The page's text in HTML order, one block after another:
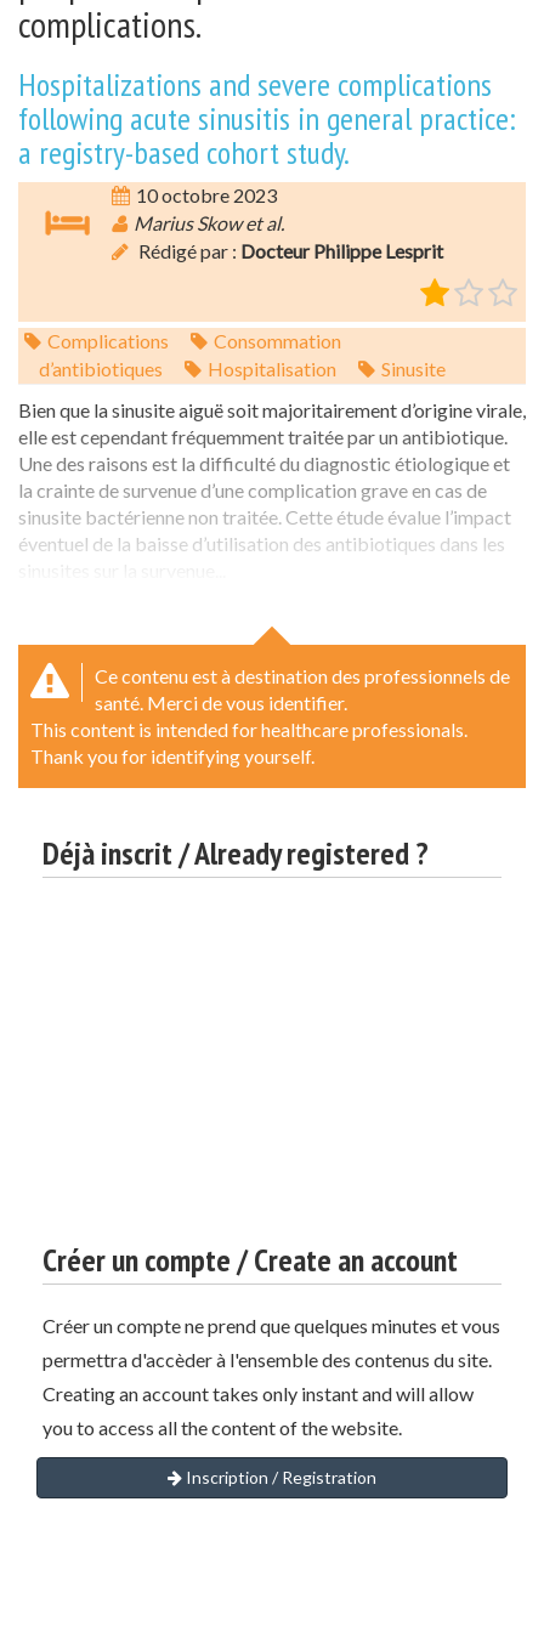
complications.
Hospitalizations and severe complications
following acute sinusitis in general practice:
a registry-based cohort study.
10 octobre 2023
Marius Skow et al.
Rédigé par : Docteur Philippe Lesprit
Complications
Consommation
d’antibiotiques
Hospitalisation
Sinusite
Bien que la sinusite aiguë soit majoritairement d’origine virale,
elle est cependant fréquemment traitée par un antibiotique.
Une des raisons est la difficulté du diagnostic étiologique et
la crainte de survenue d’une complication grave en cas de
sinusite bactérienne non traitée. Cette étude évalue l’impact
éventuel de la baisse d’utilisation des antibiotiques dans les
Ce contenu est à destination des professionnels de
santé. Merci de vous identifier.
This content is intended for healthcare professionals.
Thank you for identifying yourself.
Déjà inscrit / Already registered ?
Créer un compte / Create an account
Créer un compte ne prend que quelques minutes et vous
permettra d'accèder à l'ensemble des contenus du site.
Creating an account takes only instant and will allow
you to access all the content of the website.
Inscription / Registration